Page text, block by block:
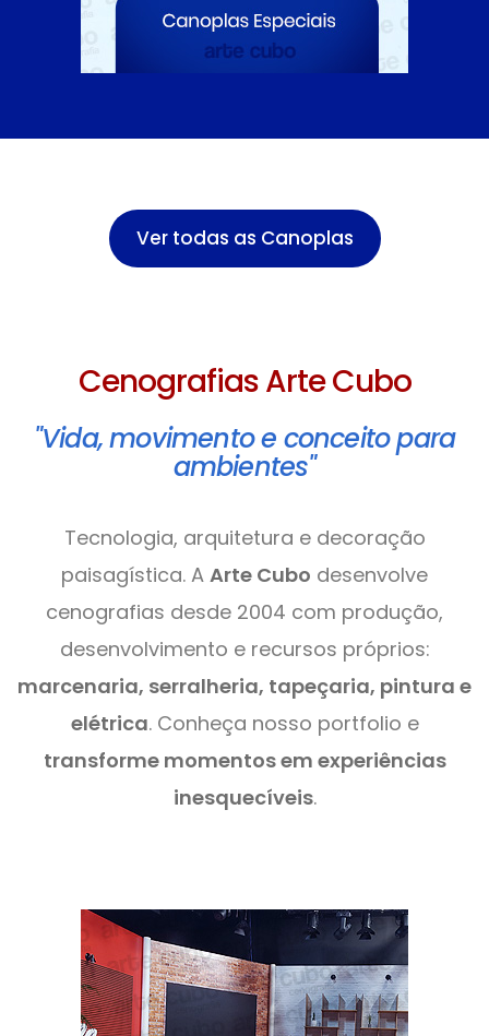
Ver todas as Canoplas
Cenografias Arte Cubo
"Vida, movimento e conceito para
ambientes"
Tecnologia, arquitetura e decoração
paisagística. A Arte Cubo desenvolve
cenografias desde 2004 com produção,
desenvolvimento e recursos próprios:
marcenaria, serralheria, tapeçaria, pintura e
elétrica. Conheça nosso portfolio e
transforme momentos em experiências
inesquecíveis.